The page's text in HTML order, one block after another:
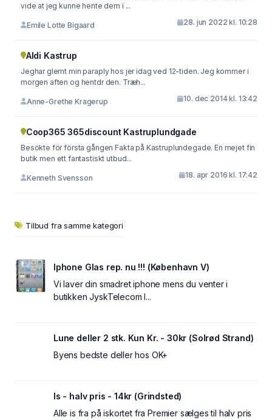
vide at jeg kunne hente dem i ...
Emile Lotte Bigaard 28. jun 2022 kl. 10:28
Aldi Kastrup
Jeghar glemt min paraply hos jer idag ved 12-tiden. Jeg kommer i
morgen aften og hentdr den. Træh...
Anne-Grethe Kragerup 10. dec 2014 kl. 13:42
Coop365 365discount Kastruplundgade
Besökte för första gången Fakta på Kastruplundegade. En mejet fin
butik men ett fantastiskt utbud...
Kenneth Svensson 18. apr 2016 kl. 17:42
Tilbud fra samme kategori
Iphone Glas rep. nu !!! (København V)
Vi laver din smadret iphone mens du venter i
butikken JyskTelecom I...
Lune deller 2 stk. Kun Kr. - 30kr (Solrød Strand)
Byens bedste deller hos OK+
Is - halv pris - 14kr (Grindsted)
Alle is fra på iskortet fra Premier sælges til halv pris